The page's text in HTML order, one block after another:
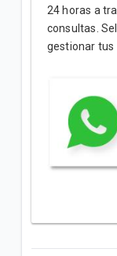
24 horas a
consultas.
gestionar tus